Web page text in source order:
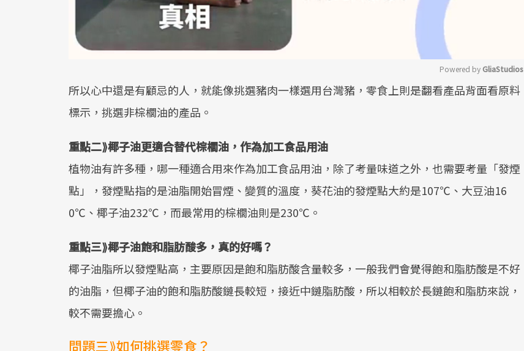
Powered by GliaStudios
所以心中還是有顧忌的人，就能像挑選豬肉一樣選用台灣豬，零食上則是翻看產品背面看原料
標示，挑選非棕櫚油的產品。
重點二⟫椰子油更適合替代棕櫚油，作為加工食品用油
植物油有許多種，哪一種適合用來作為加工食品用油，除了考量味道之外，也需要考量「發煙
點」，發煙點指的是油脂開始冒煙、變質的溫度，葵花油的發煙點大約是107℃、大豆油16
0℃、椰子油232℃，而最常用的棕櫚油則是230℃。
重點三⟫椰子油飽和脂肪酸多，真的好嗎？
椰子油脂所以發煙點高，主要原因是飽和脂肪酸含量較多，一般我們會覺得飽和脂肪酸是不好
的油脂，但椰子油的飽和脂肪酸鏈長較短，接近中鏈脂肪酸，所以相較於長鏈飽和脂肪來說，
較不需要擔心。
問題三⟫如何挑選零食？